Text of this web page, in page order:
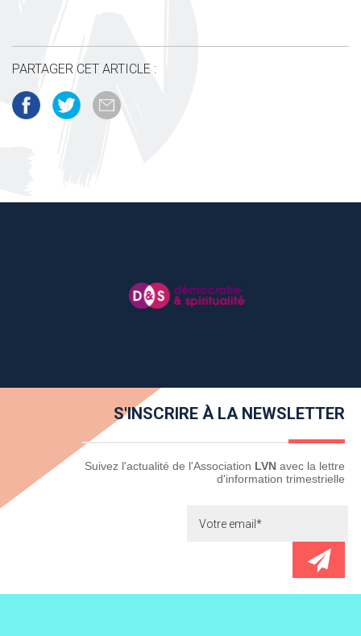
PARTAGER CET ARTICLE :
S'INSCRIRE À LA NEWSLETTER
Newsletter Suivez l'actualité de l'Association LVN avec la lettre
d'information trimestrielle